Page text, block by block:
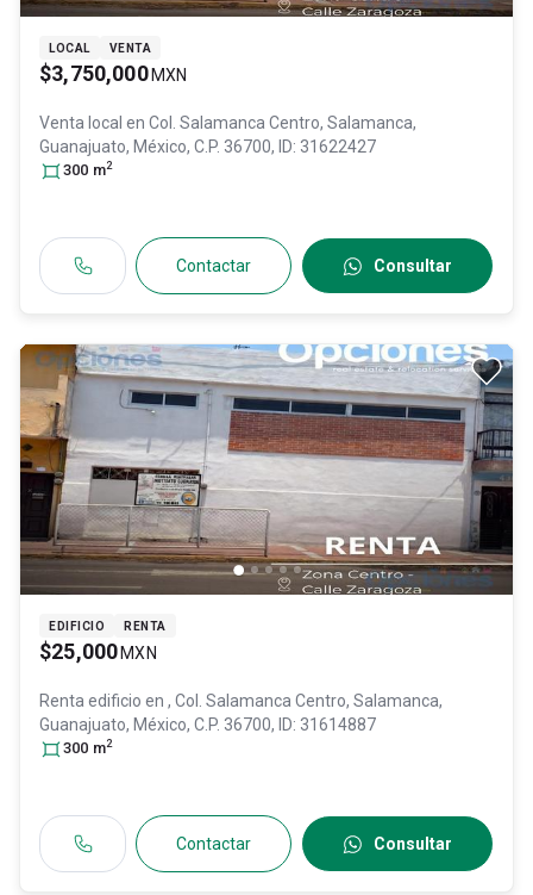
LOCAL VENTA
$3,750,000 MXN
Venta local en Col. Salamanca Centro, Salamanca,
Guanajuato, México, C.P. 36700, ID: 31622427
300 m2
Contactar Consultar
EDIFICIO RENTA
$25,000 MXN
Renta edificio en , Col. Salamanca Centro, Salamanca,
Guanajuato, México, C.P. 36700, ID: 31614887
300 m2
Contactar Consultar